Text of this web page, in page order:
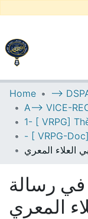
UNIVERSITY
Communities &
All of DSpace
Statistics
Home
في رسالة
المعري